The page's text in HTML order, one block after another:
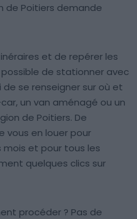
de Poitiers demande
et de repérer les
de stationner avec
de se renseigner sur où et
un van aménagé ou un
de Poitiers. De
vous en louer pour
mois et pour tous les
quelques clics sur
procéder ? Pas de